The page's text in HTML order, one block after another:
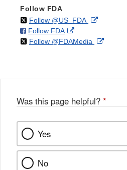
Follow FDA
Follow @US_FDAon External
Disclaimer
Follow FDAon
Facebook
External
Link
Follow @FDAMedia on External
Was this page helpful? *
Yes
No